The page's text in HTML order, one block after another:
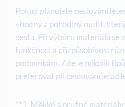
Pokud plánujete cestování
vhodný a pohodlný outfit,
cestu. Při výběru materiálů se
funkčnost a přizpůsobivost
podmínkám. Zde je několik
preferovat při cestování
**1. Měkké a pružné